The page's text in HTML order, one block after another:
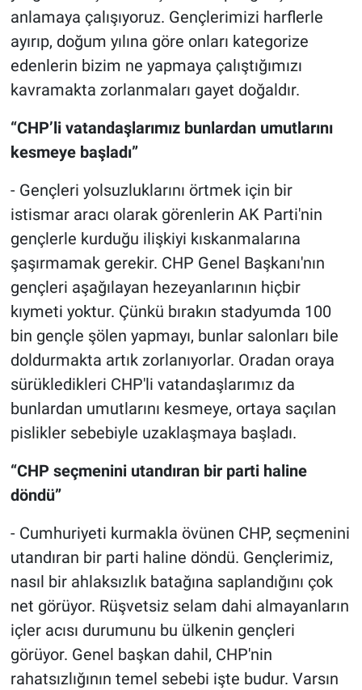
anlamaya çalışıyoruz. Gençlerimizi harflerle
ayırıp, doğum yılına göre onları kategorize
edenlerin bizim ne yapmaya çalıştığımızı
kavramakta zorlanmaları gayet doğaldır.
“CHP’li vatandaşlarımız bunlardan umutlarını
kesmeye başladı”
- Gençleri yolsuzluklarını örtmek için bir
istismar aracı olarak görenlerin AK Parti'nin
gençlerle kurduğu ilişkiyi kıskanmalarına
şaşırmamak gerekir. CHP Genel Başkanı'nın
gençleri aşağılayan hezeyanlarının hiçbir
kıymeti yoktur. Çünkü bırakın stadyumda 100
bin gençle şölen yapmayı, bunlar salonları bile
doldurmakta artık zorlanıyorlar. Oradan oraya
sürükledikleri CHP'li vatandaşlarımız da
bunlardan umutlarını kesmeye, ortaya saçılan
pislikler sebebiyle uzaklaşmaya başladı.
“CHP seçmenini utandıran bir parti haline
döndü”
- Cumhuriyeti kurmakla övünen CHP, seçmenini
utandıran bir parti haline döndü. Gençlerimiz,
nasıl bir ahlaksızlık batağına saplandığını çok
net görüyor. Rüşvetsiz selam dahi almayanların
içler acısı durumunu bu ülkenin gençleri
görüyor. Genel başkan dahil, CHP'nin
rahatsızlığının temel sebebi işte budur. Varsın